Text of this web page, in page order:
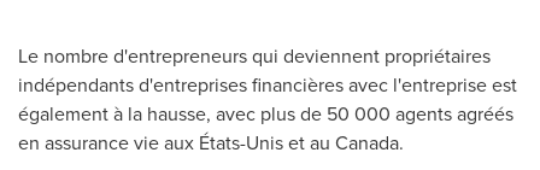
Le nombre d'entrepreneurs qui deviennent propriétaires
indépendants d'entreprises financières avec l'entreprise est
également à la hausse, avec plus de 50 000 agents agréés
en assurance vie aux États-Unis et au Canada.